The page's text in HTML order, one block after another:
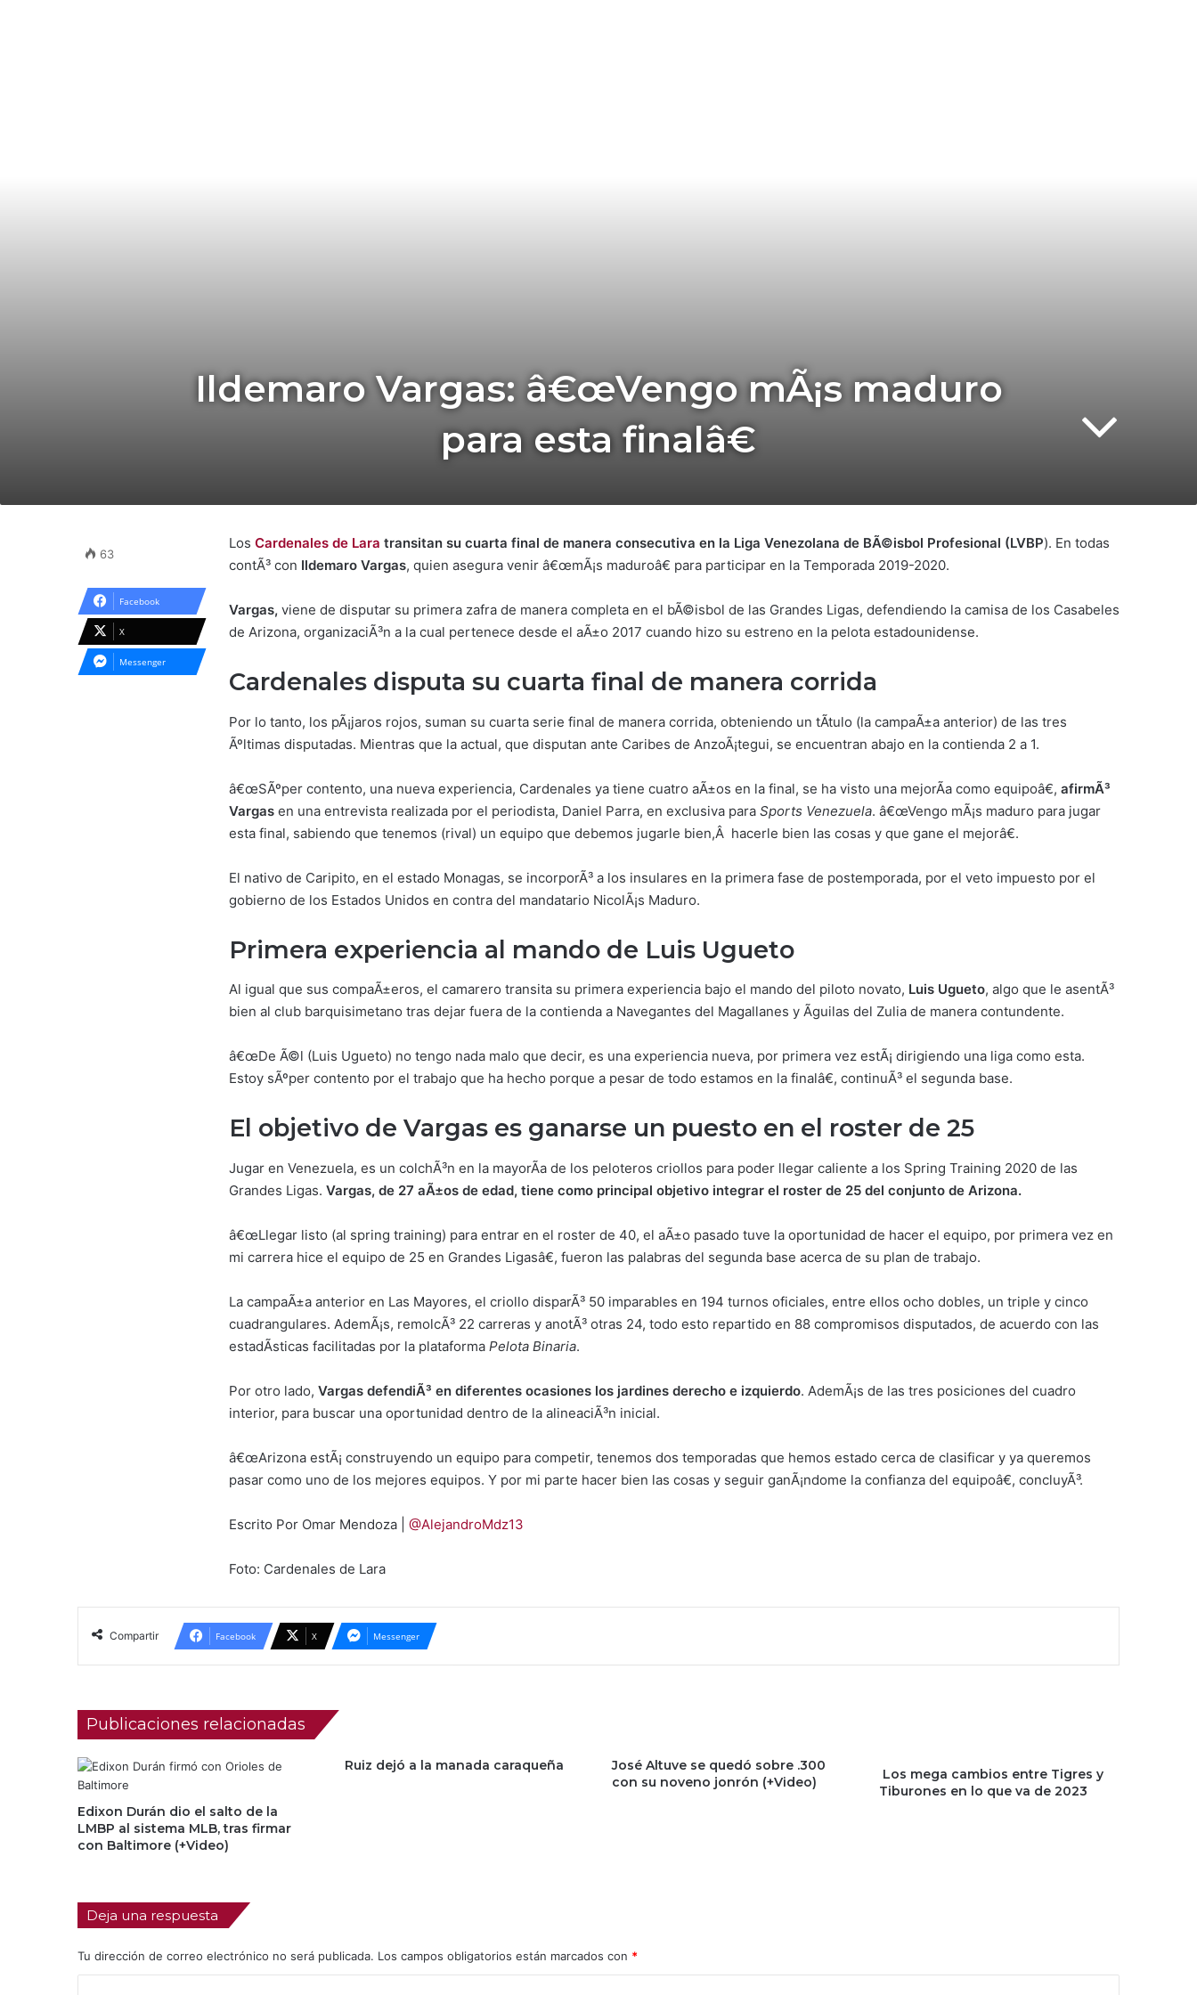
Ildemaro Vargas: â€œVengo mÃ¡s maduro
para esta finalâ€
Los Cardenales de Lara transitan su cuarta final de manera consecutiva en la Liga Venezolana de BÃ©isbol Profesional (LVBP). En todas
contÃ³ con Ildemaro Vargas, quien asegura venir â€œmÃ¡s maduroâ€ para participar en la Temporada 2019-2020.
Vargas, viene de disputar su primera zafra de manera completa en el bÃ©isbol de las Grandes Ligas, defendiendo la camisa de los Casabeles
de Arizona, organizaciÃ³n a la cual pertenece desde el aÃ±o 2017 cuando hizo su estreno en la pelota estadounidense.
Cardenales disputa su cuarta final de manera corrida
Por lo tanto, los pÃ¡jaros rojos, suman su cuarta serie final de manera corrida, obteniendo un tÃ­tulo (la campaÃ±a anterior) de las tres
Ãºltimas disputadas. Mientras que la actual, que disputan ante Caribes de AnzoÃ¡tegui, se encuentran abajo en la contienda 2 a 1.
â€œSÃºper contento, una nueva experiencia, Cardenales ya tiene cuatro aÃ±os en la final, se ha visto una mejorÃ­a como equipoâ€, afirmÃ³
Vargas en una entrevista realizada por el periodista, Daniel Parra, en exclusiva para Sports Venezuela. â€œVengo mÃ¡s maduro para jugar
esta final, sabiendo que tenemos (rival) un equipo que debemos jugarle bien,Â hacerle bien las cosas y que gane el mejorâ€.
El nativo de Caripito, en el estado Monagas, se incorporÃ³ a los insulares en la primera fase de postemporada, por el veto impuesto por el
gobierno de los Estados Unidos en contra del mandatario NicolÃ¡s Maduro.
Primera experiencia al mando de Luis Ugueto
Al igual que sus compaÃ±eros, el camarero transita su primera experiencia bajo el mando del piloto novato, Luis Ugueto, algo que le asentÃ³
bien al club barquisimetano tras dejar fuera de la contienda a Navegantes del Magallanes y Ãguilas del Zulia de manera contundente.
â€œDe Ã©l (Luis Ugueto) no tengo nada malo que decir, es una experiencia nueva, por primera vez estÃ¡ dirigiendo una liga como esta.
Estoy sÃºper contento por el trabajo que ha hecho porque a pesar de todo estamos en la finalâ€, continuÃ³ el segunda base.
El objetivo de Vargas es ganarse un puesto en el roster de 25
Jugar en Venezuela, es un colchÃ³n en la mayorÃ­a de los peloteros criollos para poder llegar caliente a los Spring Training 2020 de las
Grandes Ligas. Vargas, de 27 aÃ±os de edad, tiene como principal objetivo integrar el roster de 25 del conjunto de Arizona.
â€œLlegar listo (al spring training) para entrar en el roster de 40, el aÃ±o pasado tuve la oportunidad de hacer el equipo, por primera vez en
mi carrera hice el equipo de 25 en Grandes Ligasâ€, fueron las palabras del segunda base acerca de su plan de trabajo.
La campaÃ±a anterior en Las Mayores, el criollo disparÃ³ 50 imparables en 194 turnos oficiales, entre ellos ocho dobles, un triple y cinco
cuadrangulares. AdemÃ¡s, remolcÃ³ 22 carreras y anotÃ³ otras 24, todo esto repartido en 88 compromisos disputados, de acuerdo con las
estadÃ­sticas facilitadas por la plataforma Pelota Binaria.
Por otro lado, Vargas defendiÃ³ en diferentes ocasiones los jardines derecho e izquierdo. AdemÃ¡s de las tres posiciones del cuadro
interior, para buscar una oportunidad dentro de la alineaciÃ³n inicial.
â€œArizona estÃ¡ construyendo un equipo para competir, tenemos dos temporadas que hemos estado cerca de clasificar y ya queremos
pasar como uno de los mejores equipos. Y por mi parte hacer bien las cosas y seguir ganÃ¡ndome la confianza del equipoâ€, concluyÃ³.
Escrito Por Omar Mendoza | @AlejandroMdz13
Foto: Cardenales de Lara
63
Facebook
X
Messenger
Compartir Facebook X Messenger
Publicaciones relacionadas
Edixon Durán dio el salto de la
LMBP al sistema MLB, tras firmar
con Baltimore (+Video)
Ruiz dejó a la manada caraqueña
José Altuve se quedó sobre .300
con su noveno jonrón (+Video)
Los mega cambios entre Tigres y
Tiburones en lo que va de 2023
Deja una respuesta
Tu dirección de correo electrónico no será publicada. Los campos obligatorios están marcados con *